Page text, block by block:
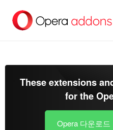
건
These extensions
for the
Opera 다운로드